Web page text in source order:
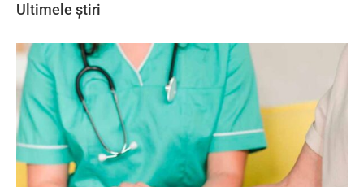
Ultimele știri